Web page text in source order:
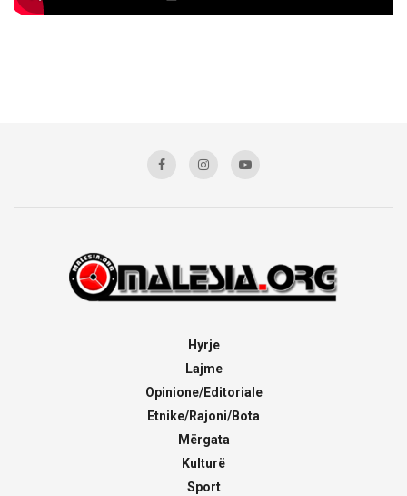
Hyrje
Lajme
Opinione/Editoriale
Etnike/Rajoni/Bota
Mërgata
Kulturë
Sport